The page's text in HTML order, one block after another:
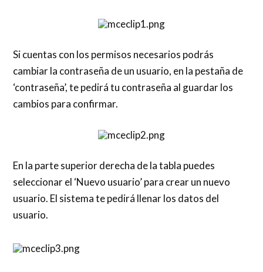
Si cuentas con los permisos necesarios podrás
cambiar la contraseña de un usuario, en la pestaña de
‘contraseña’, te pedirá tu contraseña al guardar los
cambios para confirmar.
En la parte superior derecha de la tabla puedes
seleccionar el ‘Nuevo usuario’ para crear un nuevo
usuario. El sistema te pedirá llenar los datos del
usuario.